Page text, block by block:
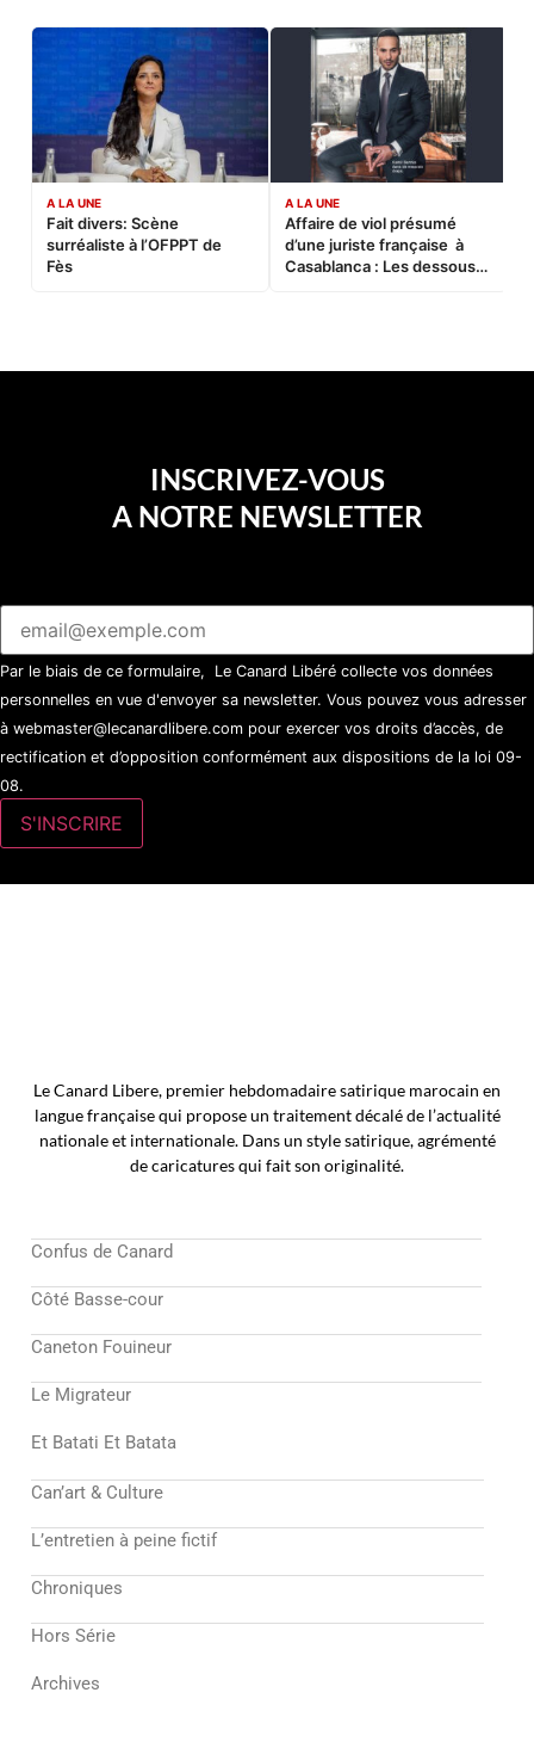
A LA UNE
Fait divers: Scène
surréaliste à l’OFPPT de
Fès
A LA UNE
Affaire de viol présumé
d’une juriste française à
Casablanca : Les dessous
INSCRIVEZ-VOUS
A NOTRE NEWSLETTER
Par le biais de ce formulaire, Le Canard Libéré collecte vos données
personnelles en vue d'envoyer sa newsletter. Vous pouvez vous adresser
à webmaster@lecanardlibere.com pour exercer vos droits d’accès, de
rectification et d’opposition conformément aux dispositions de la loi 09-
08.
Le Canard Libere, premier hebdomadaire satirique marocain en
langue française qui propose un traitement décalé de l’actualité
nationale et internationale. Dans un style satirique, agrémenté
de caricatures qui fait son originalité.
Confus de Canard
Côté Basse-cour
Caneton Fouineur
Le Migrateur
Et Batati Et Batata
Can’art & Culture
L’entretien à peine fictif
Chroniques
Hors Série
Archives